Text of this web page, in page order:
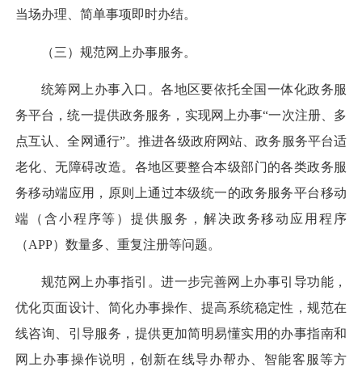
当场办理、简单事项即时办结。
（三）规范网上办事服务。
统筹网上办事入口。各地区要依托全国一体化政务服
务平台，统一提供政务服务，实现网上办事“一次注册、多
点互认、全网通行”。推进各级政府网站、政务服务平台适
老化、无障碍改造。各地区要整合本级部门的各类政务服
务移动端应用，原则上通过本级统一的政务服务平台移动
端（含小程序等）提供服务，解决政务移动应用程序
（APP）数量多、重复注册等问题。
规范网上办事指引。进一步完善网上办事引导功能，
优化页面设计、简化办事操作、提高系统稳定性，规范在
线咨询、引导服务，提供更加简明易懂实用的办事指南和
网上办事操作说明，创新在线导办帮办、智能客服等方